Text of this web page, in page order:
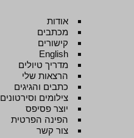
אודות
מכתבים
קישורים
English
מדריך טיולים
הרצאות שלי
כתבים והגיגים
צילומים וסירטונים
יוצר פסיפס
הפינה הפרטית
צור קשר